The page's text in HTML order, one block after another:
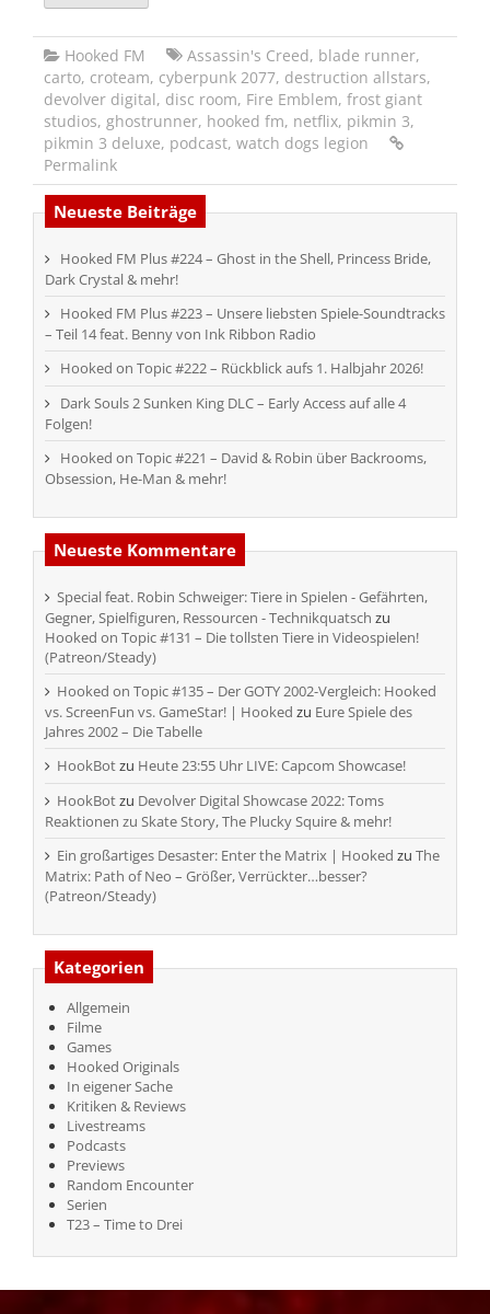
Hooked FM Assassin's Creed, blade runner,
carto, croteam, cyberpunk 2077, destruction allstars,
devolver digital, disc room, Fire Emblem, frost giant
studios, ghostrunner, hooked fm, netflix, pikmin 3,
pikmin 3 deluxe, podcast, watch dogs legion
Permalink
Neueste Beiträge
Hooked FM Plus #224 – Ghost in the Shell, Princess Bride,
Dark Crystal & mehr!
Hooked FM Plus #223 – Unsere liebsten Spiele-Soundtracks
– Teil 14 feat. Benny von Ink Ribbon Radio
Hooked on Topic #222 – Rückblick aufs 1. Halbjahr 2026!
Dark Souls 2 Sunken King DLC – Early Access auf alle 4
Folgen!
Hooked on Topic #221 – David & Robin über Backrooms,
Obsession, He-Man & mehr!
Neueste Kommentare
Special feat. Robin Schweiger: Tiere in Spielen - Gefährten,
Gegner, Spielfiguren, Ressourcen - Technikquatsch zu
Hooked on Topic #131 – Die tollsten Tiere in Videospielen!
(Patreon/Steady)
Hooked on Topic #135 – Der GOTY 2002-Vergleich: Hooked
vs. ScreenFun vs. GameStar! | Hooked zu Eure Spiele des
Jahres 2002 – Die Tabelle
HookBotzu Heute 23:55 Uhr LIVE: Capcom Showcase!
HookBotzu Devolver Digital Showcase 2022: Toms
Reaktionen zu Skate Story, The Plucky Squire & mehr!
Ein großartiges Desaster: Enter the Matrix | Hooked zu The
Matrix: Path of Neo – Größer, Verrückter…besser?
(Patreon/Steady)
Kategorien
Allgemein
Filme
Games
Hooked Originals
In eigener Sache
Kritiken & Reviews
Livestreams
Podcasts
Previews
Random Encounter
Serien
T23 – Time to Drei